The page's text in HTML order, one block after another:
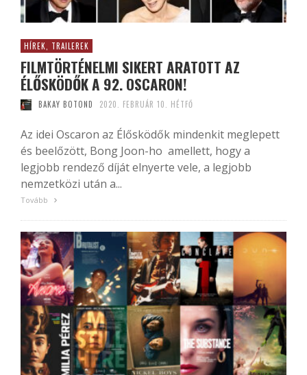
HÍREK, TRAILEREK
FILMTÖRTÉNELMI SIKERT ARATOTT AZ
ÉLŐSKÖDŐK A 92. OSCARON!
BAKAY BOTOND 2020. FEBRUÁR 10. HÉTFŐ
Az idei Oscaron az Élősködők mindenkit meglepett
és beelőzött, Bong Joon-ho amellett, hogy a
legjobb rendező díját elnyerte vele, a legjobb
nemzetközi után a...
Tovább